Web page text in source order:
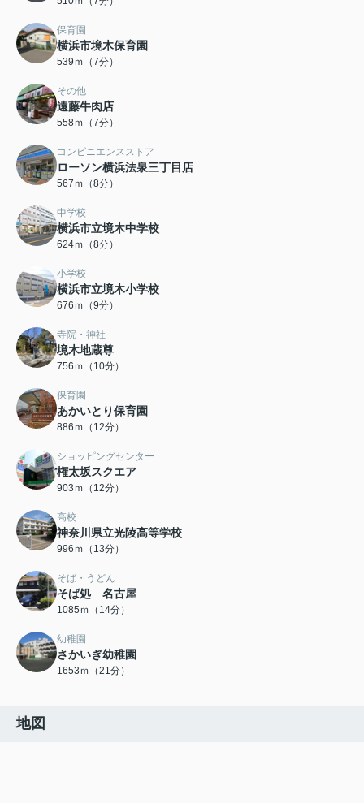
保育園
横浜市境木保育園
539ｍ（7分）
その他
遠藤牛肉店
558ｍ（7分）
コンビニエンスストア
ローソン横浜法泉三丁目店
567ｍ（8分）
中学校
横浜市立境木中学校
624ｍ（8分）
小学校
横浜市立境木小学校
676ｍ（9分）
寺院・神社
境木地蔵尊
756ｍ（10分）
保育園
あかいとり保育園
886ｍ（12分）
ショッピングセンター
権太坂スクエア
903ｍ（12分）
高校
神奈川県立光陵高等学校
996ｍ（13分）
そば・うどん
そば処 名古屋
1085ｍ（14分）
幼稚園
さかいぎ幼稚園
1653ｍ（21分）
地図